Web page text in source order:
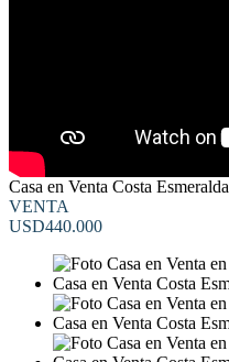
Casa en Venta Costa Esmeralda
VENTA
USD440.000